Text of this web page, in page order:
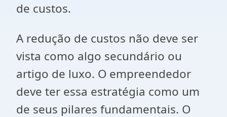
de custos.
A redução de custos não deve ser
vista como algo secundário ou
artigo de luxo. O empreendedor
deve ter essa estratégia como um
de seus pilares fundamentais. O